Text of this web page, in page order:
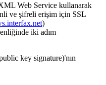
Web Service kullanarak
ve şifreli erişim için SSL
)
iki adım
key signature)'nın